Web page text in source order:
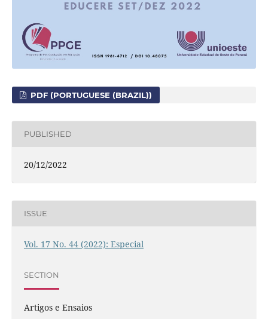
PDF (PORTUGUESE (BRAZIL))
PUBLISHED
20/12/2022
ISSUE
Vol. 17 No. 44 (2022): Especial
SECTION
Artigos e Ensaios